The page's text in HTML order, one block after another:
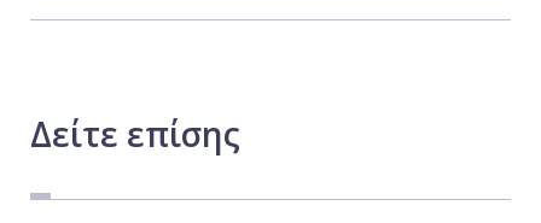
Δείτε επίσης